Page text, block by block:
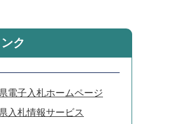
ク
電子入札ホームページ
入札情報サービス